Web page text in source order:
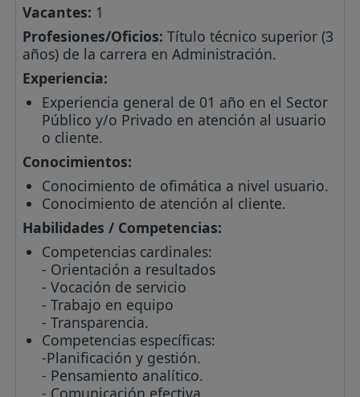
Vacantes: 1
Profesiones/Oficios: Título técnico superior (3
años) de la carrera en Administración.
Experiencia:
Experiencia general de 01 año en el Sector
Público y/o Privado en atención al usuario
o cliente.
Conocimientos:
Conocimiento de ofimática a nivel usuario.
Conocimiento de atención al cliente.
Habilidades / Competencias:
Competencias cardinales:
- Orientación a resultados
- Vocación de servicio
- Trabajo en equipo
- Transparencia.
Competencias específicas:
-Planificación y gestión.
- Pensamiento analítico.
- Comunicación efectiva.